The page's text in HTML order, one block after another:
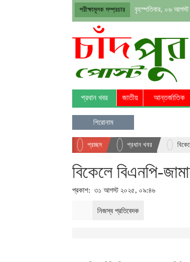
পরীক্ষামূলক সম্প্রচার বৃহস্পতিবার, ০৬
প্রধান খবর জাতীয়
শিরোনাম
প্রচ্ছদ প্রধান খবর
বিকেলে বিএনপি-
প্রকাশ: ৩১ আগস্ট ২০২৫, ০৯:৪৬
নিজস্ব প্রতিবেদক